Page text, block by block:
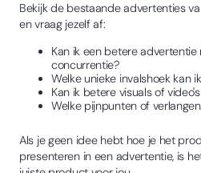
Bekijk de bestaande advertenties
en vraag jezelf af:
Kan ik een betere
concurrentie?
Welke unieke invalshoek kan
Kan ik betere visuals of
Welke pijnpunten of
Als je geen idee hebt hoe je het
presenteren in een advertentie, is